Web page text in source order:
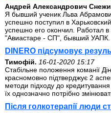
Андрей Александрович
Я бывший ученик Льва
успешно поступил в
успешно его окончил. Работал
"Авиастаре - СП", бывший УАПК.
DINERO підсумовує
Тимофій. 16-01-2020 15:17
Стабільне положення команії
красномовно підтверджує 2
методи підходу до
їх однозначно потрібно
Після голкотерапії люди